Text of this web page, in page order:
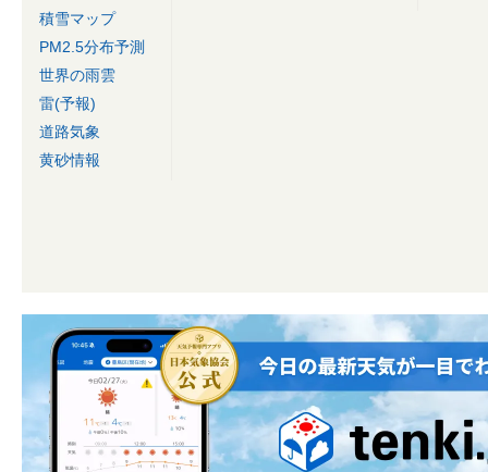
積雪マップ
PM2.5分布予測
世界の雨雲
雷(予報)
道路気象
黄砂情報